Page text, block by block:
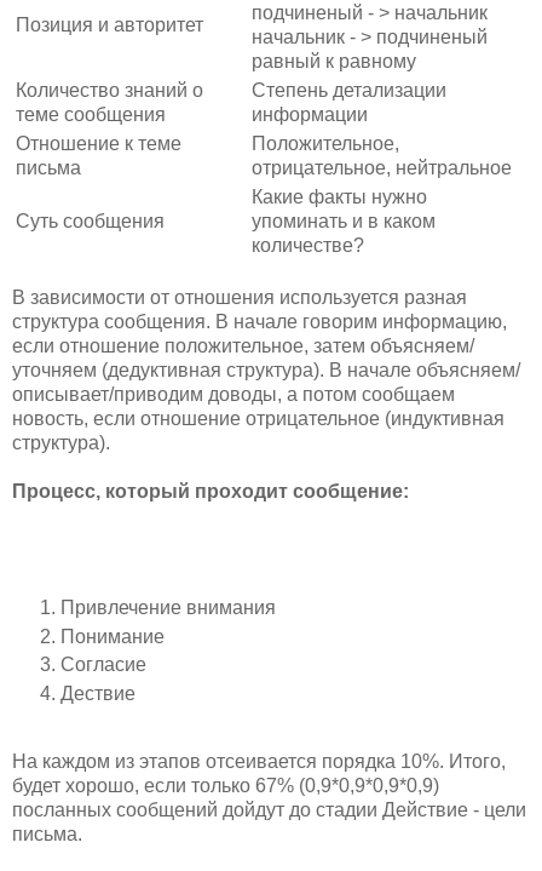
Позиция и авторитет
подчиненый - > начальник
начальник - > подчиненый
равный к равному
Количество знаний о
теме сообщения
Степень детализации
информации
Отношение к теме
письма
Положительное,
отрицательное, нейтральное
Суть сообщения
Какие факты нужно
упоминать и в каком
количестве?
В зависимости от отношения используется разная
структура сообщения. В начале говорим информацию,
если отношение положительное, затем объясняем/
уточняем (дедуктивная структура). В начале объясняем/
описывает/приводим доводы, а потом сообщаем
новость, если отношение отрицательное (индуктивная
структура).
Процесс, который проходит сообщение:
Привлечение внимания
Понимание
Согласие
Дествие
На каждом из этапов отсеивается порядка 10%. Итого,
будет хорошо, если только 67% (0,9*0,9*0,9*0,9)
посланных сообщений дойдут до стадии Действие - цели
письма.